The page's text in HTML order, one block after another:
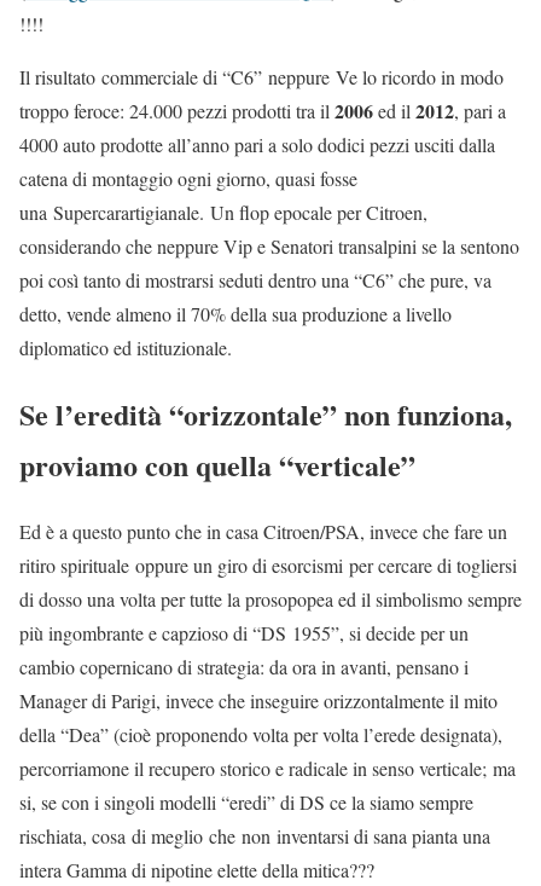
!!!!
Il risultato commerciale di “C6” neppure Ve lo ricordo in modo
troppo feroce: 24.000 pezzi prodotti tra il 2006ed il 2012, pari a
4000 auto prodotte all’anno pari a solo dodici pezzi usciti dalla
catena di montaggio ogni giorno, quasi fosse
una Supercarartigianale. Un flop epocale per Citroen,
considerando che neppure Vip e Senatori transalpini se la sentono
poi così tanto di mostrarsi seduti dentro una “C6” che pure, va
detto, vende almeno il 70% della sua produzione a livello
diplomatico ed istituzionale.
Se l’eredità “orizzontale” non funziona,
proviamo con quella “verticale”
Ed è a questo punto che in casa Citroen/PSA, invece che fare un
ritiro spirituale oppure un giro di esorcismi per cercare di togliersi
di dosso una volta per tutte la prosopopea ed il simbolismo sempre
più ingombrante e capzioso di “DS 1955”, si decide per un
cambio copernicano di strategia: da ora in avanti, pensano i
Manager di Parigi, invece che inseguire orizzontalmente il mito
della “Dea” (cioè proponendo volta per volta l’erede designata),
percorriamone il recupero storico e radicale in senso verticale; ma
si, se con i singoli modelli “eredi” di DS ce la siamo sempre
rischiata, cosa di meglio che non inventarsi di sana pianta una
intera Gamma di nipotine elette della mitica???